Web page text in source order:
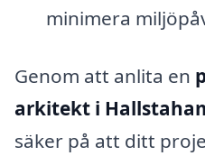
minimera
Genom att anlita en
arkitekt i
säker på att ditt